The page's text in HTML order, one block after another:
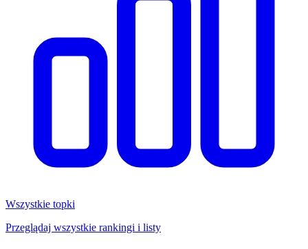
Wszystkie topki
Przeglądaj wszystkie rankingi i listy